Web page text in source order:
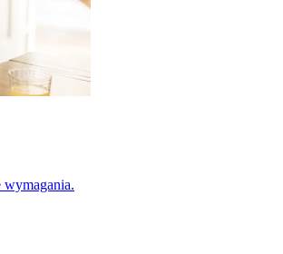
wymagania.